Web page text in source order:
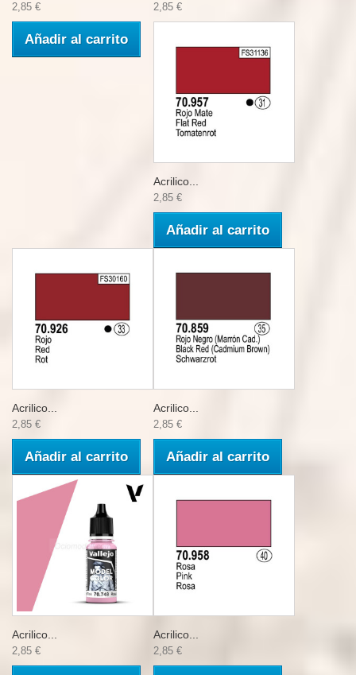
2,85 €
Añadir al carrito
2,85 €
Acrilico...
2,85 €
Añadir al carrito
Acrilico...
2,85 €
Añadir al carrito
Acrilico...
2,85 €
Añadir al carrito
Acrilico...
2,85 €
Acrilico...
2,85 €